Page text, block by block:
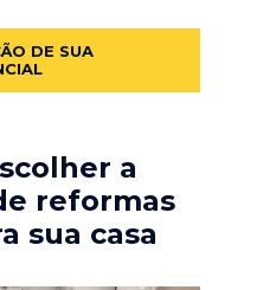
DE SUA
a
reformas
sua casa